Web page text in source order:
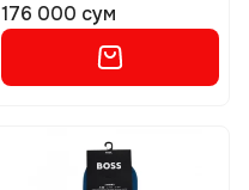
176 000 сум